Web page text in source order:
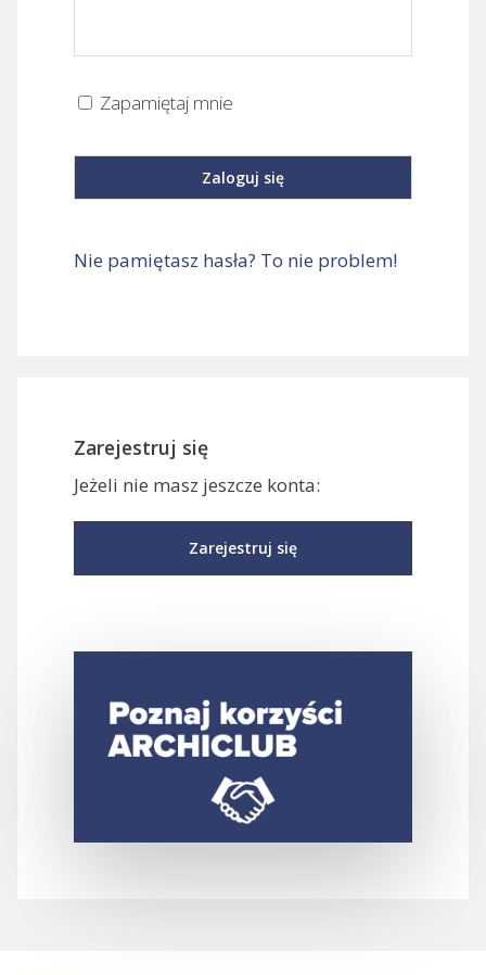
Zapamiętaj mnie
Nie pamiętasz hasła? To nie problem!
Zarejestruj się
Jeżeli nie masz jeszcze konta:
Zarejestruj się